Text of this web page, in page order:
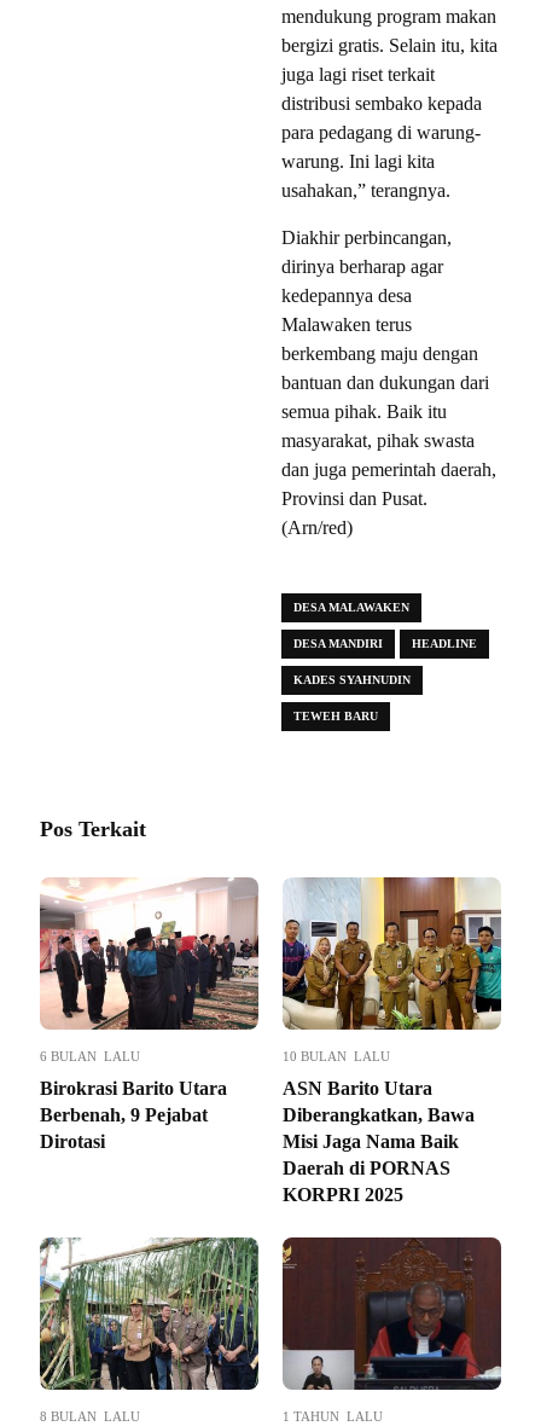
mendukung program makan
bergizi gratis. Selain itu, kita
juga lagi riset terkait
distribusi sembako kepada
para pedagang di warung-
warung. Ini lagi kita
usahakan,” terangnya.
Diakhir perbincangan,
dirinya berharap agar
kedepannya desa
Malawaken terus
berkembang maju dengan
bantuan dan dukungan dari
semua pihak. Baik itu
masyarakat, pihak swasta
dan juga pemerintah daerah,
Provinsi dan Pusat.
(Arn/red)
DESA MALAWAKEN
DESA MANDIRI HEADLINE
KADES SYAHNUDIN
TEWEH BARU
Pos Terkait
6 BULAN LALU
Birokrasi Barito Utara
Berbenah, 9 Pejabat
Dirotasi
10 BULAN LALU
ASN Barito Utara
Diberangkatkan, Bawa
Misi Jaga Nama Baik
Daerah di PORNAS
KORPRI 2025
8 BULAN LALU 1 TAHUN LALU